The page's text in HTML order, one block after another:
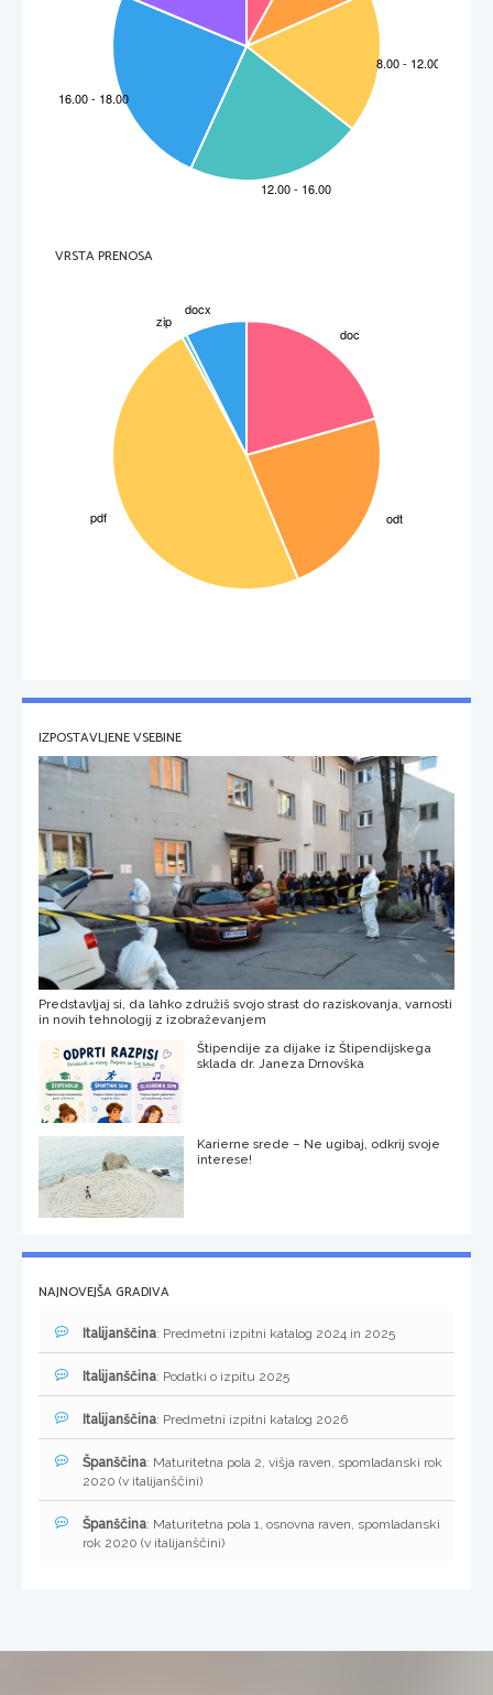
starost so dobivali majhno denarno vsoto.
Johann Sebastiann
je pel v zboru, dokler ni
mutiral: njegov sopran se je spremenil v basbariton in postal je instrumentalist. V šoli se je
učil latinščino,  zgodovino, zemljepis, luteranstvo, aritmetiko, nemško pesništvo, fiziko,
Georga Böhma organista cerkve sv. Janeza.
Georg Böhm
Johannu Sebastiannu naj posluša
odličnega
organista cerkve sv. Katarine v Hamburgu. Na
Johanna Sebastianna
sta naredila močan
vtis tako bleščeče
Reinckenaovo orglanje kot same orgle v tej cerkvi.
3. Zaposlitev
Johann Sebastiann
  prepuščen sam sebi. Marca 1703 je po
nekaj neuspešnih poskusih, da bi si našel delo, dobil na manjšem dvoru v Weimarju službo
pravkar popravljene orgle. Tako dobro se je izkazal, da mu je cerkveni svet ponudil službo,
VRSTA PRENOSA
IZPOSTAVLJENE VSEBINE
Predstavljaj si, da lahko združiš svojo strast do raziskovanja, varnosti
in novih tehnologij z izobraževanjem
Štipendije za dijake iz Štipendijskega
sklada dr. Janeza Drnovška
Karierne srede – Ne ugibaj, odkrij svoje
interese!
NAJNOVEJŠA GRADIVA
Italijanščina: Predmetni izpitni katalog 2024 in 2025
Italijanščina: Podatki o izpitu 2025
Italijanščina: Predmetni izpitni katalog 2026
Španščina: Maturitetna pola 2, višja raven, spomladanski rok
2020 (v italijanščini)
Španščina: Maturitetna pola 1, osnovna raven, spomladanski
rok 2020 (v italijanščini)